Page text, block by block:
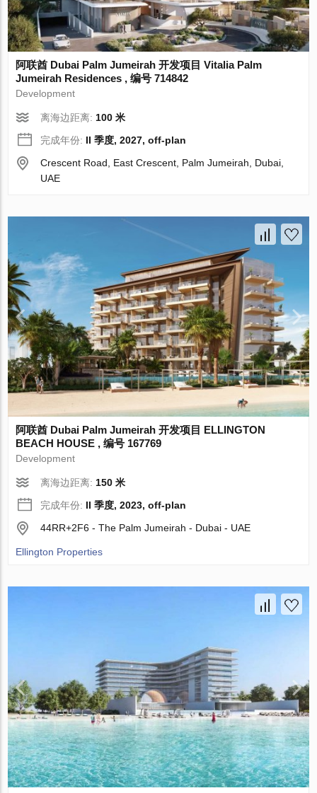
阿联酋 Dubai Palm Jumeirah 开发项目 Vitalia Palm
Jumeirah Residences , 编号 714842
Development
离海边距离: 100 米
完成年份: II 季度, 2027, off-plan
Crescent Road, East Crescent, Palm Jumeirah, Dubai,
UAE
阿联酋 Dubai Palm Jumeirah 开发项目 ELLINGTON
BEACH HOUSE , 编号 167769
Development
离海边距离:150 米
完成年份: II 季度, 2023, off-plan
44RR+2F6 - The Palm Jumeirah - Dubai - UAE
Ellington Properties